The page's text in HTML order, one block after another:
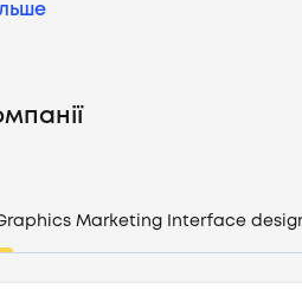
Marketing Interface